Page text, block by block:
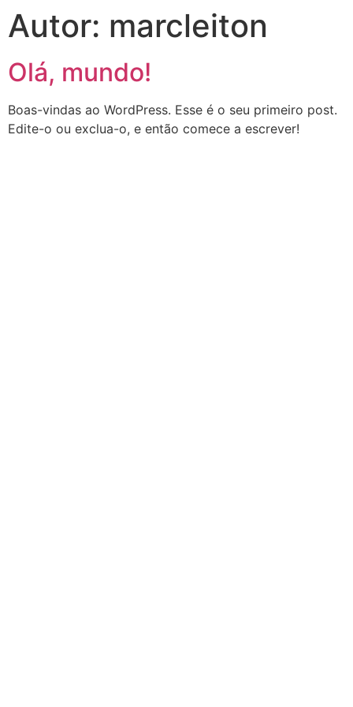
Autor: marcleiton
Olá, mundo!
Boas-vindas ao WordPress. Esse é o seu primeiro post.
Edite-o ou exclua-o, e então comece a escrever!